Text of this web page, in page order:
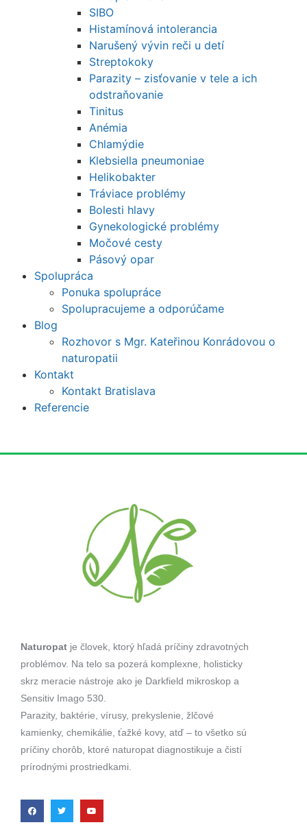
SIBO
Histamínová intolerancia
Narušený vývin reči u detí
Streptokoky
Parazity – zisťovanie v tele a ich
odstraňovanie
Tinitus
Anémia
Chlamýdie
Klebsiella pneumoniae
Helikobakter
Tráviace problémy
Bolesti hlavy
Gynekologické problémy
Močové cesty
Pásový opar
Spolupráca
Ponuka spolupráce
Spolupracujeme a odporúčame
Blog
Rozhovor s Mgr. Kateřinou Konrádovou o
naturopatii
Kontakt
Kontakt Bratislava
Referencie
Naturopat je človek, ktorý hľadá príčiny zdravotných
problémov. Na telo sa pozerá komplexne, holisticky
skrz meracie nástroje ako je Darkfield mikroskop a
Sensitiv Imago 530.
Parazity, baktérie, vírusy, prekyslenie, žlčové
kamienky, chemikálie, ťažké kovy, atď – to všetko sú
príčiny chorôb, ktoré naturopat diagnostikuje a čistí
prírodnými prostriedkami.